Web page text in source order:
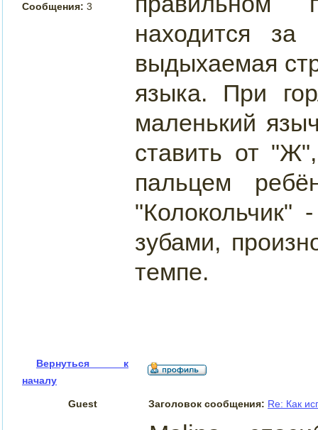
Сообщения: 3
находится за
выдыхаемая
языка. При
маленький
ставить от
пальцем
"Колокольчик"
зубами,
темпе.
Вернуться к
началу
Guest Заголовок сообщения: Re: Как